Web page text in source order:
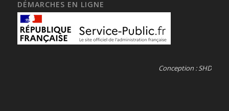
DÉMARCHES EN LIGNE
Conception : SHD